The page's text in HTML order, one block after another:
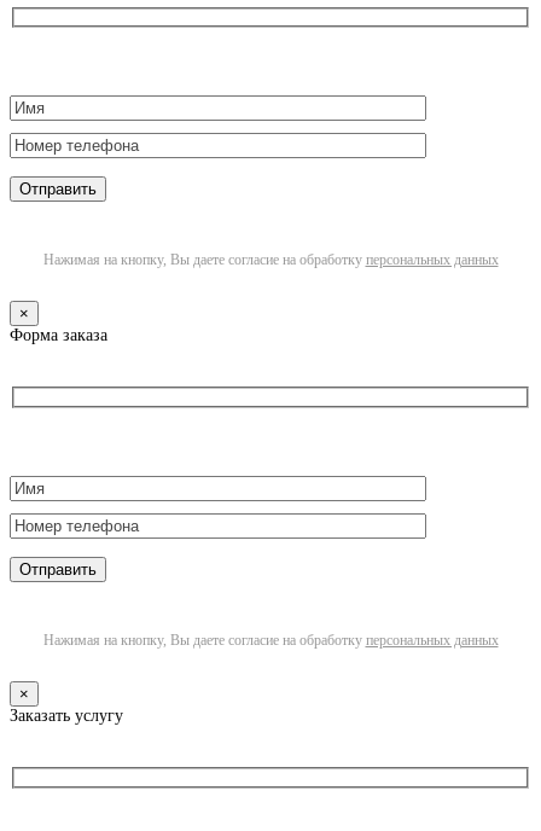
Нажимая на кнопку, Вы даете согласие на обработку персональных данных
×
Форма заказа
Нажимая на кнопку, Вы даете согласие на обработку персональных данных
×
Заказать услугу